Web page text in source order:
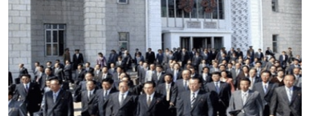
츠
로
동
메
인
언어 선택